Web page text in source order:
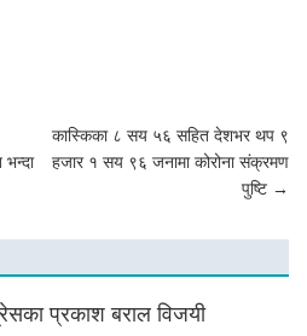
कास्किका ८ सय ५६ सहित देशभर थप ९
हजार १ सय ९६ जनामा कोरोना संक्रमण
पुष्टि →
प्रकाश बराल विजयी